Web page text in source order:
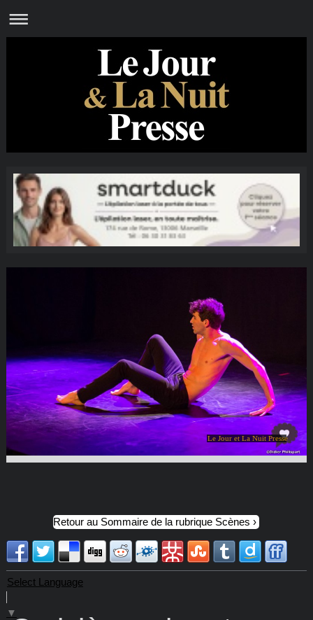
Le Jour et La Nuit Presse
Retour au Sommaire de la rubrique Scènes
Select Language
▼